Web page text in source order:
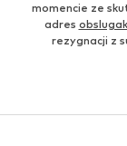
momencie ze
adres
rezygnacji z